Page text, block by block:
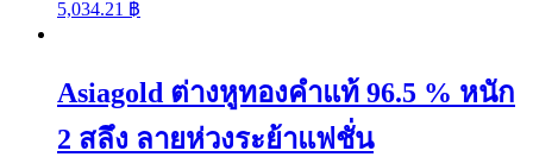
5,034.21 ฿
Asiagold ต่างหูทองคำแท้ 96.5 % หนัก
2 สลึง ลายห่วงระย้าแฟชั่น